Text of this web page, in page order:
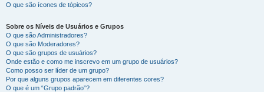
O que são ícones de tópicos?
Sobre os Níveis de Usuários e Grupos
O que são Administradores?
O que são Moderadores?
O que são grupos de usuários?
Onde estão e como me inscrevo em um grupo de usuários?
Como posso ser líder de um grupo?
Por que alguns grupos aparecem em diferentes cores?
O que é um “Grupo padrão”?